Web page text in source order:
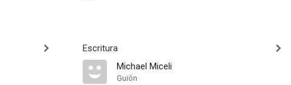
Escritura
Michael Miceli
Guión